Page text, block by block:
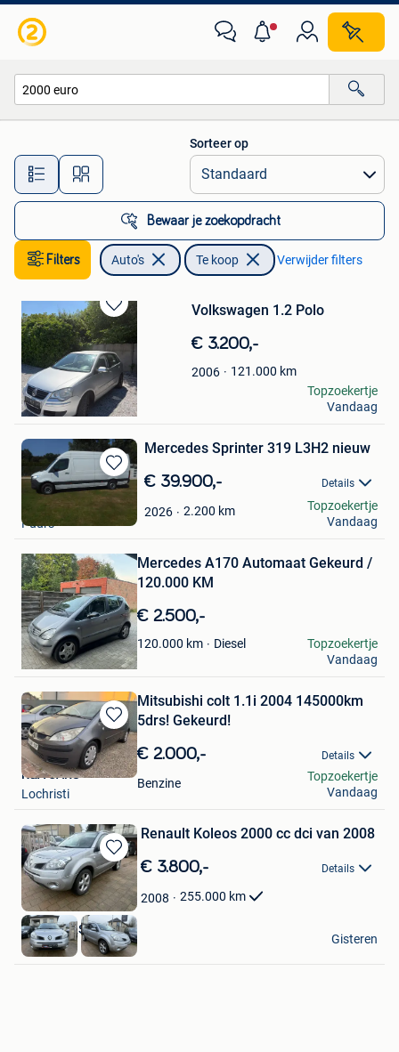
Alle afstanden…
Sorteer op
Bewaar je zoekopdracht
Filters Auto's Te koop Verwijder filters
Bewaren
in
Mijn
Favorieten
Volkswagen 1.2 Polo
€ 3.200,-
2006 121.000 km
Cedric
Lot
Topzoekertje
Vandaag
Bewaren
in
Mijn
Favorieten
Mercedes Sprinter 319 L3H2 nieuw
€ 39.900,- Details
2026 2.200 km
Caluwaerts Guy
Puurs
Topzoekertje
Vandaag
Bewaren
Mijn
Favorieten
Mercedes A170 Automaat Gekeurd /
120.000 KM
€ 2.500,-
120.000 km Diesel
Sarah
Dilsen
Topzoekertje
Vandaag
Bewaren
in
Mijn
Favorieten
Mitsubishi colt 1.1i 2004 145000km
5drs! Gekeurd!
€ 2.000,- Details
Benzine
K&A CARS
Lochristi
Topzoekertje
Vandaag
Bewaren
in
Mijn
Favorieten
Renault Koleos 2000 cc dci van 2008
€ 3.800,- Details
2008 255.000 km
RADOCARS BVBA
Mere
Gisteren